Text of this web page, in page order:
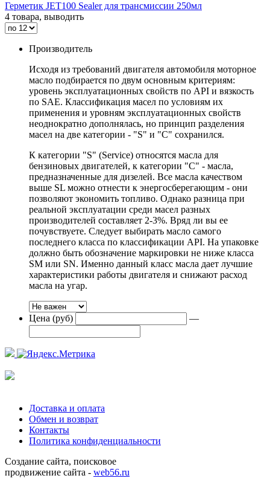
Герметик JET100 Sealer для трансмиссии 250мл
4 товара, выводить
Производитель
Исходя из требований двигателя автомобиля моторное
масло подбирается по двум основным критериям:
уровень эксплуатационных свойств по API и вязкость
по SAE. Классификация масел по условиям их
применения и уровням эксплуатационных свойств
неоднократно дополнялась, но принцип разделения
масел на две категории - "S" и "С" сохранился.
К категории "S" (Service) относятся масла для
бензиновых двигателей, к категории "С" - масла,
предназначенные для дизелей. Все масла качеством
выше SL можно отнести к энергосберегающим - они
позволяют экономить топливо. Однако разница при
реальной эксплуатации среди масел разных
производителей составляет 2-3%. Вряд ли вы ее
почувствуете. Следует выбирать масло самого
последнего класса по классификации API. На упаковке
должно быть обозначение маркировки не ниже класса
SM или SN. Именно данный класс масла дает лучшие
характеристики работы двигателя и снижают расход
масла на угар.
Цена (руб) —
Доставка и оплата
Обмен и возврат
Контакты
Политика конфиденциальности
Создание сайта, поисковое
продвижение сайта - web56.ru